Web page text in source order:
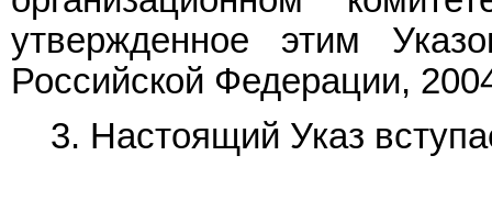
утвержденное этим
Российской Федерации,
3. Настоящий Указ